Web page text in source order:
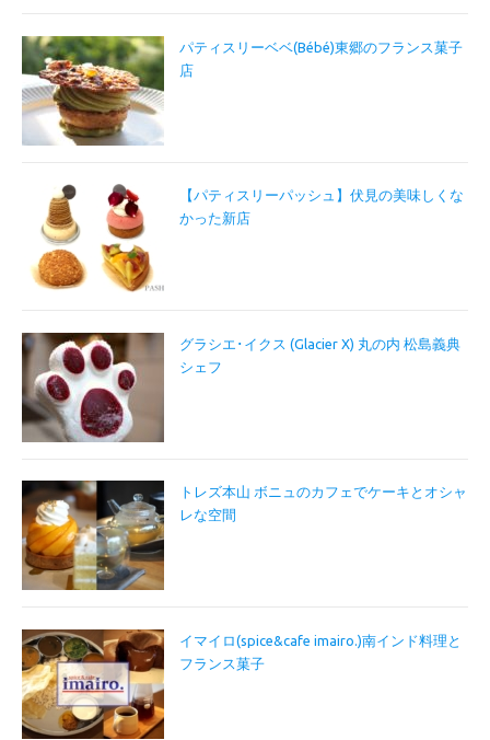
パティスリーベベ(Bébé)東郷のフランス菓子
店
【パティスリーパッシュ】伏見の美味しくな
かった新店
グラシエ･イクス (Glacier X) 丸の内 松島義典
シェフ
トレズ本山 ボニュのカフェでケーキとオシャ
レな空間
イマイロ(spice&cafe imairo.)南インド料理と
フランス菓子